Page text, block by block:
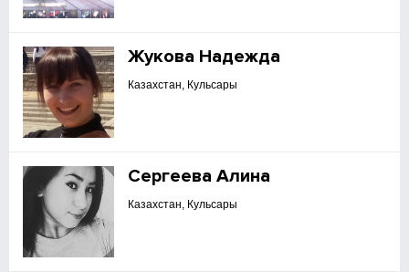
Жукова Надежда
Казахстан, Кульсары
Сергеева Алина
Казахстан, Кульсары